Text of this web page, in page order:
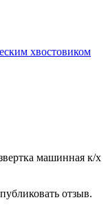
хвостовиком
машинная к/х
отзыв.